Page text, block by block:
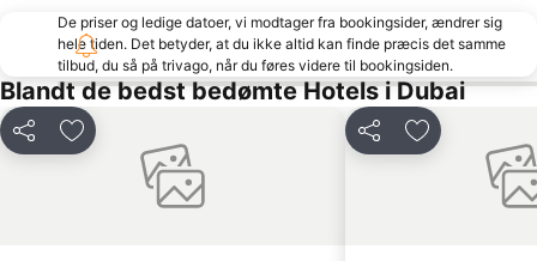
Emirates Metro Station
Nadd Al Shiba
Dubai Marina Yacht Club
Dubai floden
Dubai Metro
Al Rigga
Dubai Festival City
Mall of the Emirates Metro Station
Palm Strip Shopping Mall
De priser og ledige datoer, vi modtager fra bookingsider, ændrer sig
hele tiden. Det betyder, at du ikke altid kan finde præcis det samme
tilbud, du så på trivago, når du føres videre til bookingsiden.
Blandt de bedst bedømte Hotels i Dubai
Del Føj til favoritter Del Føj til